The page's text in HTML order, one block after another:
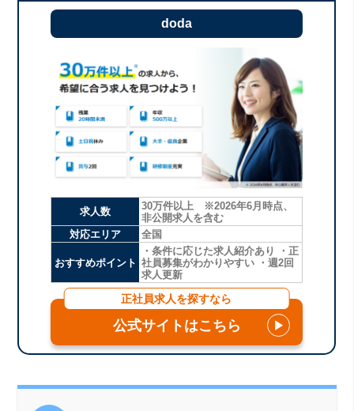
doda
求人数
30万件以上 ※2026年6月時点、
非公開求人を含む
対応エリア
全国
おすすめポイント
・条件に応じた求人紹介あり ・正
社員募集がわかりやすい ・週2回
求人更新
正社員求人を探すなら
公式サイトはこちら ▶